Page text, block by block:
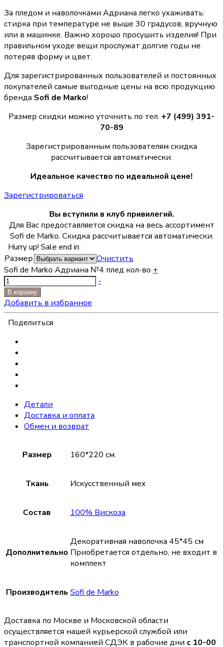
За пледом и наволочками Адриана легко ухаживать:
стирка при температуре не выше 30 градусов, вручную
или в машинке. Важно хорошо просушить изделия! При
правильном уходе вещи прослужат долгие годы не
потеряв форму и цвет.
Для зарегистрированных пользователей и постоянных
покупателей самые выгодные цены на всю продукцию
бренда Sofi de Marko!
Размер скидки можно уточнить по тел. +7 (499) 391-
70-89
Зарегистрированным пользователям скидка
рассчитывается автоматически.
Идеальное качество по идеальной цене!
Зарегистрироваться
Вы вступили в клуб привилегий.
Для Вас предоставляется скидка на весь ассортимент
Sofi de Marko. Скидка рассчитывается автоматически.
Hurry up! Sale end in:
Размер
Очистить
Sofi de Marko Адриана №4 плед кол-во +
-
В корзину
Добавить в избранное
Поделиться
Детали
Доставка и оплата
Обмен и возврат
Размер 160*220 см.
Ткань Искусственный мех
Состав 100% Вискоза
Дополнительно
Декоративная наволочка 45*45 см
Приобретается отдельно, не входит в
комплект
Производитель Sofi de Marko
Доставка по Москве и Московской области
осуществляется нашей курьерской службой или
транспортной компанией СДЭК в рабочие дни с 10-00